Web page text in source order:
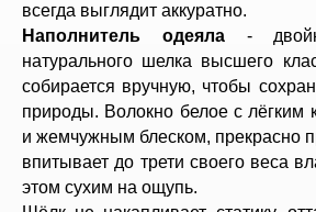
всегда выглядит аккуратно.
Наполнитель одеяла-
натурального шелка высшего
собирается вручную, чтобы
природы. Волокно белое с лёгким
и жемчужным блеском, прекрасно
впитывает до трети своего веса
этом сухим на ощупь.